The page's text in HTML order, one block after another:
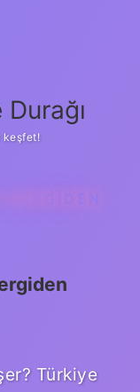
keşfet!
Türkiye